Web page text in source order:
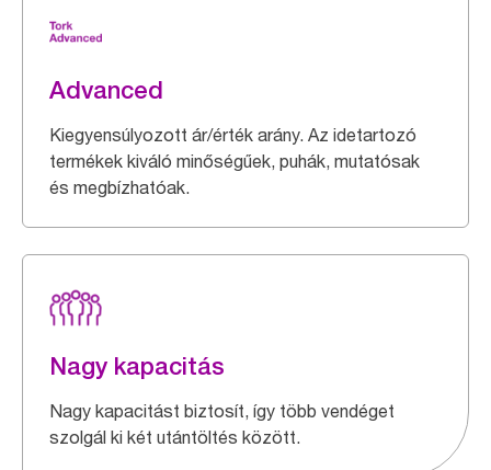
Advanced
Kiegyensúlyozott ár/érték arány. Az idetartozó
termékek kiváló minőségűek, puhák, mutatósak
és megbízhatóak.
Nagy kapacitás
Nagy kapacitást biztosít, így több vendéget
szolgál ki két utántöltés között.